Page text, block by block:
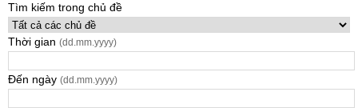
Tìm kiếm trong chủ đề
Thời gian (dd.mm.yyyy)
Đến ngày (dd.mm.yyyy)